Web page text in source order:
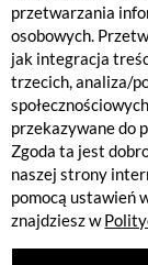
przetwarzania
osobowych.
jak integracja
trzecich, analiza/
przekazywane do
Zgoda ta jest
naszej strony
pomocą ustawień
znajdziesz w